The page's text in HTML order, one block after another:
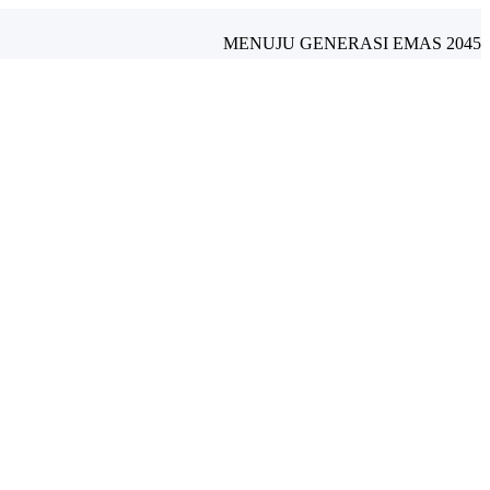
MENUJU GENERASI EMAS 2045